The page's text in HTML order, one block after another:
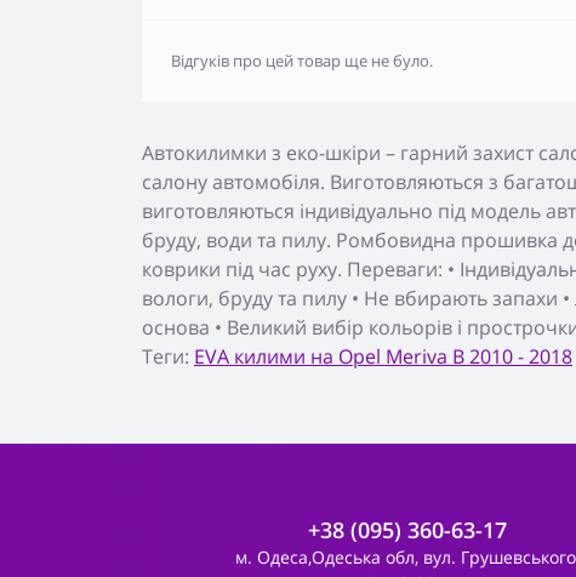
Автокилимки з еко-шкіри – гарний захист
салону автомобіля. Виготовляються з
виготовляються індивідуально під модель
бруду, води та пилу. Ромбовидна прошивка
коврики під час руху. Переваги: •
вологи, бруду та пилу • Не вбирають запахи
основа • Великий вибір кольорів і
Теги: EVA килими на Opel Meriva B 2010 - 2018
Відгуків про цей товар ще не було.
+38 (095) 360-63-17
м. Одеса,Одеська обл, вул.